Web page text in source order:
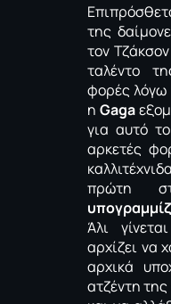
της
τον
ταλέντο
φορές λόγω
η Gaga
για αυτό
αρκετές
πρώτη
Άλι
αρχίζει να
αρχικά
ατζέντη